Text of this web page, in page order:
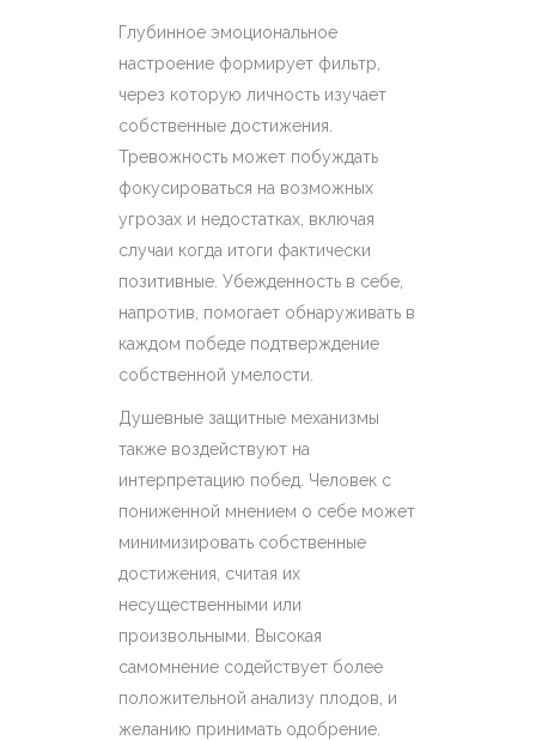
Глубинное эмоциональное
настроение формирует фильтр,
через которую личность изучает
собственные достижения.
Тревожность может побуждать
фокусироваться на возможных
угрозах и недостатках, включая
случаи когда итоги фактически
позитивные. Убежденность в себе,
напротив, помогает обнаруживать в
каждом победе подтверждение
собственной умелости.
Душевные защитные механизмы
также воздействуют на
интерпретацию побед. Человек с
пониженной мнением о себе может
минимизировать собственные
достижения, считая их
несущественными или
произвольными. Высокая
самомнение содействует более
положительной анализу плодов, и
желанию принимать одобрение.